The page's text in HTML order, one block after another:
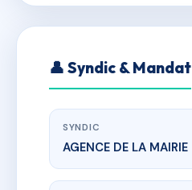
👤 Syndic & Mandat
SYNDIC
AGENCE DE LA MAIRIE